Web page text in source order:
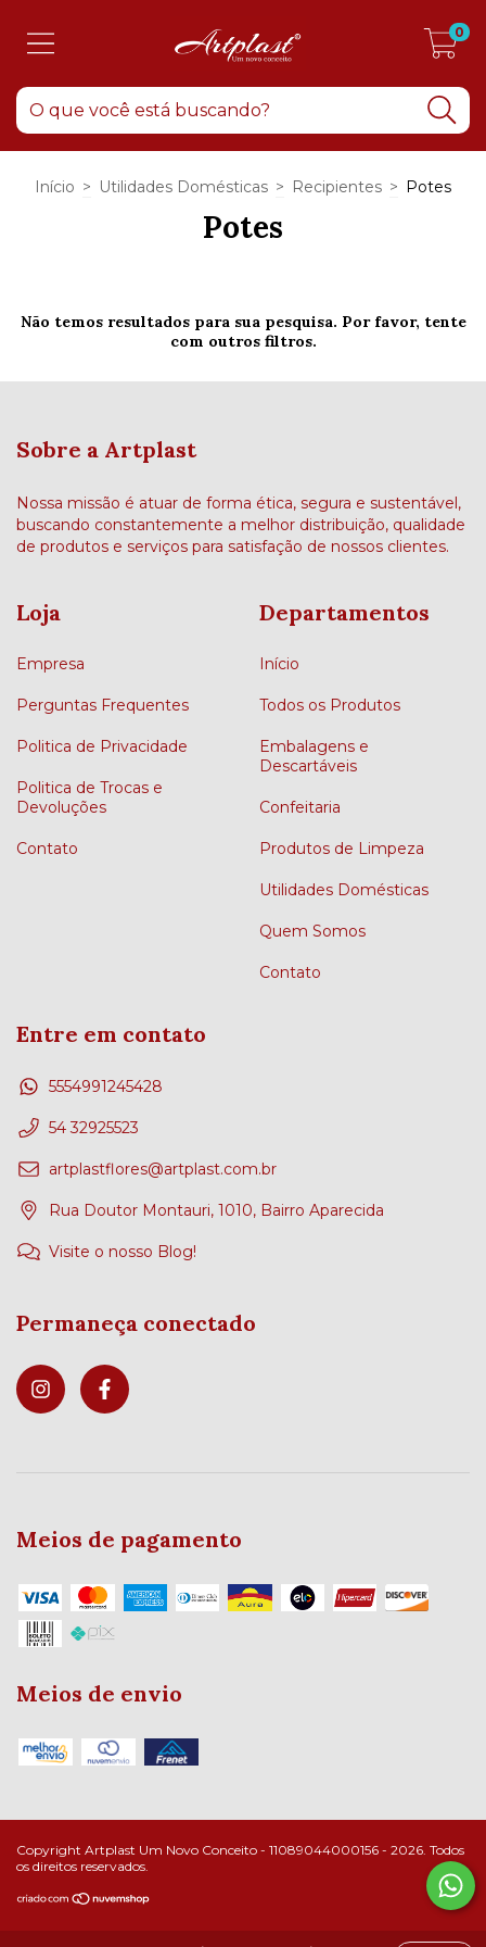
0
Início > Utilidades Domésticas > Recipientes > Potes
Potes
Não temos resultados para sua pesquisa. Por favor, tente
com outros filtros.
Sobre a Artplast
Nossa missão é atuar de forma ética, segura e sustentável,
buscando constantemente a melhor distribuição, qualidade
de produtos e serviços para satisfação de nossos clientes.
Loja
Empresa
Perguntas Frequentes
Politica de Privacidade
Politica de Trocas e
Devoluções
Contato
Departamentos
Início
Todos os Produtos
Embalagens e
Descartáveis
Confeitaria
Produtos de Limpeza
Utilidades Domésticas
Quem Somos
Contato
Entre em contato
5554991245428
54 32925523
artplastflores@artplast.com.br
Rua Doutor Montauri, 1010, Bairro Aparecida
Visite o nosso Blog!
Permaneça conectado
Meios de pagamento
Meios de envio
Copyright Artplast Um Novo Conceito - 11089044000156 - 2026. Todos
os direitos reservados.